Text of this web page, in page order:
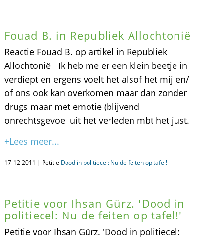
Fouad B. in Republiek Allochtonië
Reactie Fouad B. op artikel in Republiek
Allochtonië Ik heb me er een klein beetje in
verdiept en ergens voelt het alsof het mij en/
of ons ook kan overkomen maar dan zonder
drugs maar met emotie (blijvend
onrechtsgevoel uit het verleden mbt het just.
+Lees meer...
17-12-2011 | Petitie Dood in politiecel: Nu de feiten op tafel!
Petitie voor Ihsan Gürz. 'Dood in
politiecel: Nu de feiten op tafel!'
Petitie voor Ihsan Gürz. 'Dood in politiecel: